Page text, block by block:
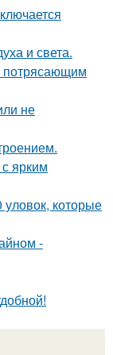
и света.
потрясающим
не
ярким
которые
-